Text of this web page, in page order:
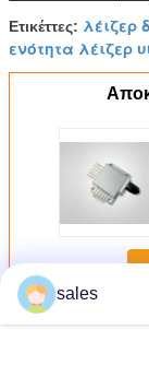
Ετικέττες: λέιζερ
ενότητα λέιζερ
Περισσότεροιη
sales